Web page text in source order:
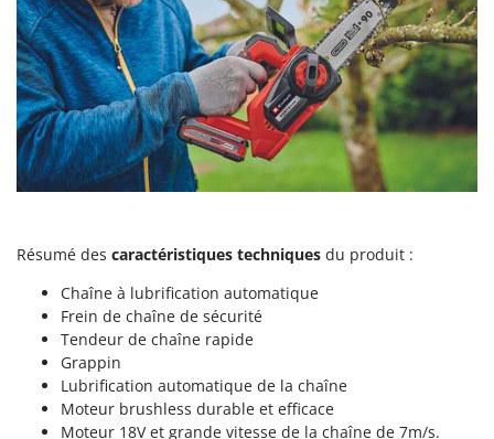
Piscines
Planteuses de pommes de terre pour tracteur
Plateaux de coupe pour tracteur
Plumeuses
Pompes d'irrigation à tracteur
Pompes de transfert
Postes à souder
Poussoirs à saucisse
Presses à pellets
Pressoirs à fruits
Pressoirs à Raisin
G
G3 Ferrari
Gardena
Garofalo
GeoTech
GeoTech Pro
Gierre
Gipeco
Girmi
GRAEF
Gre
GreenBay
Greenworks
Résumé des caractéristiques techniques du produit :
Chaîne à lubrification automatique
Frein de chaîne de sécurité
Tendeur de chaîne rapide
Grappin
Lubrification automatique de la chaîne
Moteur brushless durable et efficace
Moteur 18V et grande vitesse de la chaîne de 7m/s.